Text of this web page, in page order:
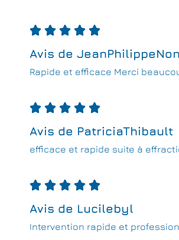
    
Avis de
Rapide et efficace Merci
    
Avis de PatriciaThibault
efficace et rapide suite à
    
Avis de Lucilebyl
Intervention rapide et